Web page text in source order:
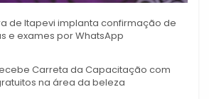
de Itapevi implanta confirmação de
e exames por WhatsApp
Carreta da Capacitação com
na área da beleza